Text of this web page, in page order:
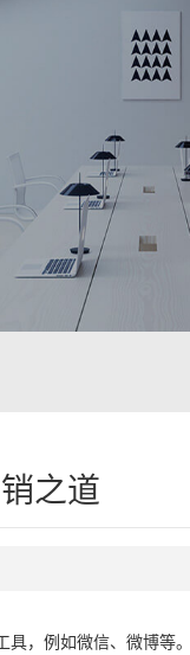
之道
，例如微信、微博等